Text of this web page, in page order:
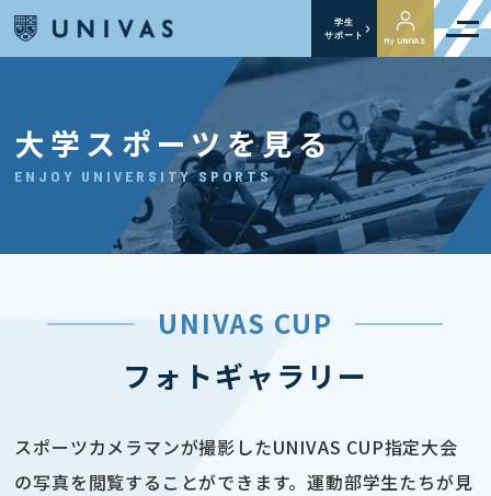
学生
サポート
My UNIVAS
大学スポーツを見る
ENJOY UNIVERSITY SPORTS
UNIVAS CUP
フォトギャラリー
スポーツカメラマンが撮影したUNIVAS CUP指定大会
の写真を閲覧することができます。運動部学生たちが見